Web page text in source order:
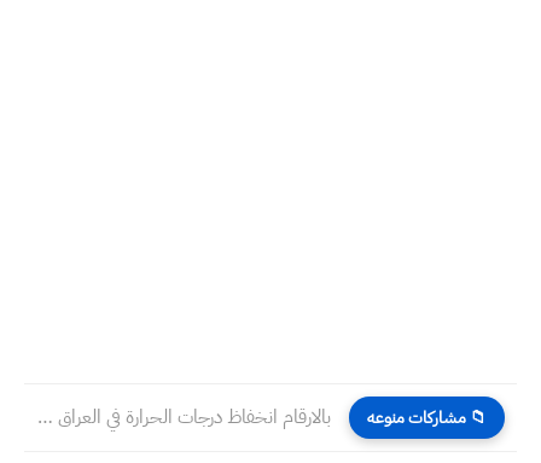
📁 مشاركات منوعه بالارقام انخفاظ درجات الحرارة في العراق الجمعة ٣١ - ٣...